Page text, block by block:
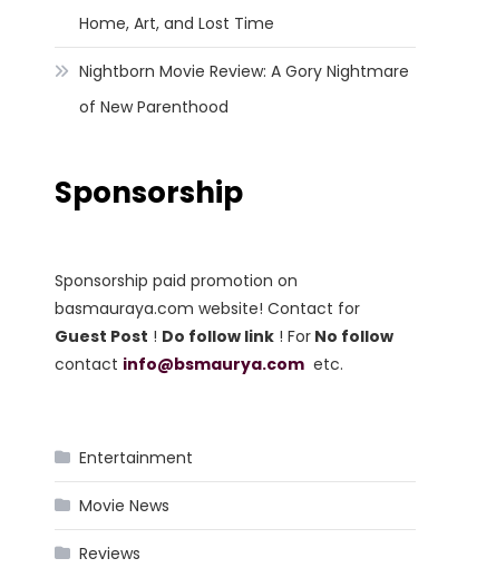
Home, Art, and Lost Time
Nightborn Movie Review: A Gory Nightmare
of New Parenthood
Sponsorship
Sponsorship paid promotion on
basmauraya.com website! Contact for
Guest Post ! Do follow link ! For No follow
contact info@bsmaurya.com etc.
Entertainment
Movie News
Reviews